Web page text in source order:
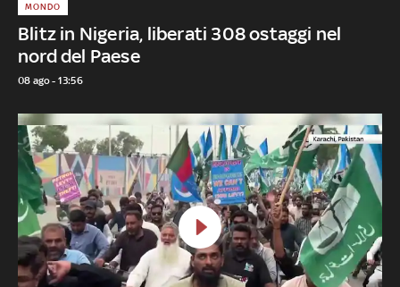
Blitz in Nigeria, liberati 308 ostaggi nel
nord del Paese
MONDO
08 ago - 13:56